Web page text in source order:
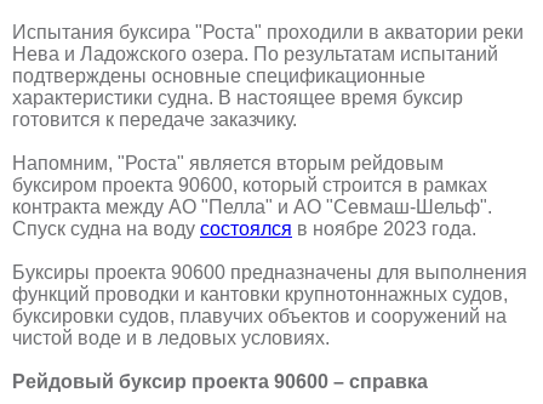
Испытания буксира "Роста" проходили в акватории реки
Нева и Ладожского озера. По результатам испытаний
подтверждены основные спецификационные
характеристики судна. В настоящее время буксир
готовится к передаче заказчику.
Напомним, "Роста" является вторым рейдовым
буксиром проекта 90600, который строится в рамках
контракта между АО "Пелла" и АО "Севмаш-Шельф".
Спуск судна на воду состоялся в ноябре 2023 года.
Буксиры проекта 90600 предназначены для выполнения
функций проводки и кантовки крупнотоннажных судов,
буксировки судов, плавучих объектов и сооружений на
чистой воде и в ледовых условиях.
Рейдовый буксир проекта 90600 – справка